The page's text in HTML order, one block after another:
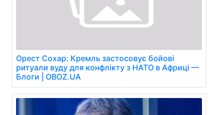
Орест Сохар: Кремль застосовує бойові
ритуали вуду для конфлікту з НАТО в Африці —
Блоги | OBOZ.UA